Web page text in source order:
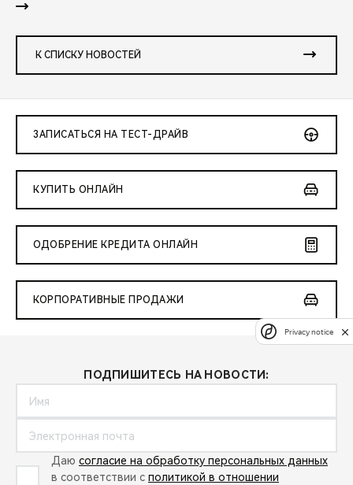
К СПИСКУ НОВОСТЕЙ
ЗАПИСАТЬСЯ НА ТЕСТ-ДРАЙВ
КУПИТЬ ОНЛАЙН
ОДОБРЕНИЕ КРЕДИТА ОНЛАЙН
КОРПОРАТИВНЫЕ ПРОДАЖИ
ПОДПИШИТЕСЬ НА НОВОСТИ:
Даю согласие на обработку персональных данных
в соответствии с политикой в отношении
Privacy notice